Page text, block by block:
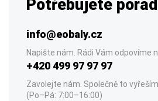
Potřebujete
info@eobaly.cz
Napište nám. Rádi Vám odpovíme
+420 499 97 97 97
Zavolejte nám. Společně to
(Po–Pá: 7:00–16:00)